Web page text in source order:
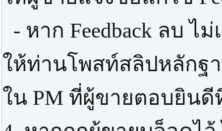
- หาก Feedback ลบ ไ
ให้ท่านโพสท์สลิปหลักฐ
ใน PM ที่ผู้ขายตอบยินดี